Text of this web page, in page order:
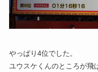
やっぱり4位でした。
ユウスケくんのところが飛